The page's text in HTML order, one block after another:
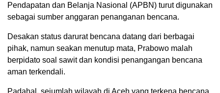
Pendapatan dan Belanja Nasional (APBN) turut digunakan
sebagai sumber anggaran penanganan bencana.
Desakan status darurat bencana datang dari berbagai
pihak, namun seakan menutup mata, Prabowo malah
berpidato soal sawit dan kondisi penangangan bencana
aman terkendali.
Padahal, sejumlah wilayah di Aceh yang terkena bencana